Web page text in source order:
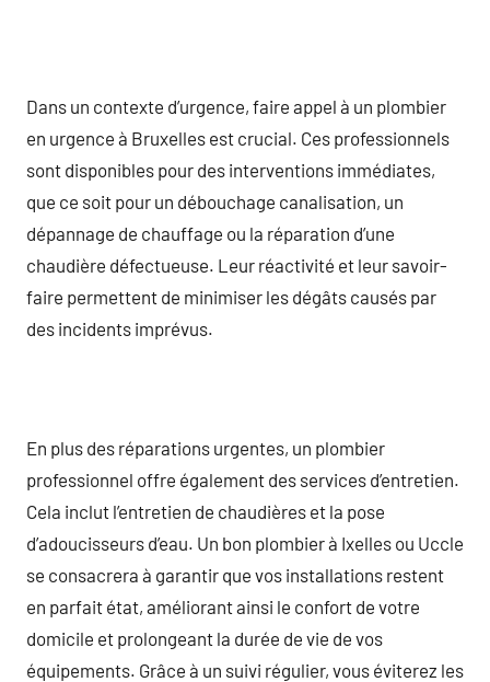
Dans un contexte d’urgence, faire appel à un plombier
en urgence à Bruxelles est crucial. Ces professionnels
sont disponibles pour des interventions immédiates,
que ce soit pour un débouchage canalisation, un
dépannage de chauffage ou la réparation d’une
chaudière défectueuse. Leur réactivité et leur savoir-
faire permettent de minimiser les dégâts causés par
des incidents imprévus.
En plus des réparations urgentes, un plombier
professionnel offre également des services d’entretien.
Cela inclut l’entretien de chaudières et la pose
d’adoucisseurs d’eau. Un bon plombier à Ixelles ou Uccle
se consacrera à garantir que vos installations restent
en parfait état, améliorant ainsi le confort de votre
domicile et prolongeant la durée de vie de vos
équipements. Grâce à un suivi régulier, vous éviterez les